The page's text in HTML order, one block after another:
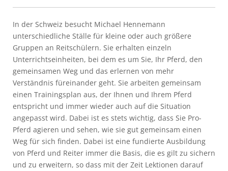
In der Schweiz besucht Michael Hennemann
unterschiedliche Ställe für kleine oder auch größere
Gruppen an Reitschülern. Sie erhalten einzeln
Unterrichtseinheiten, bei dem es um Sie, Ihr Pferd, den
gemeinsamen Weg und das erlernen von mehr
Verständnis füreinander geht. Sie arbeiten gemeinsam
einen Trainingsplan aus, der Ihnen und Ihrem Pferd
entspricht und immer wieder auch auf die Situation
angepasst wird. Dabei ist es stets wichtig, dass Sie Pro-
Pferd agieren und sehen, wie sie gut gemeinsam einen
Weg für sich finden. Dabei ist eine fundierte Ausbildung
von Pferd und Reiter immer die Basis, die es gilt zu sichern
und zu erweitern, so dass mit der Zeit Lektionen darauf